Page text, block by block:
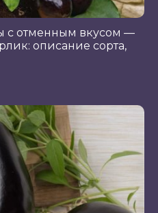
с отменным вкусом —
описание сорта,